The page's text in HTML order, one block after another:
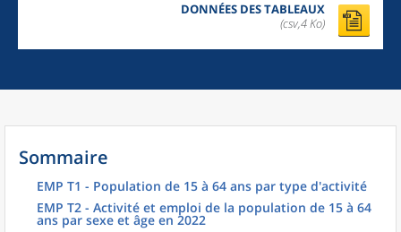
DONNÉES DES TABLEAUX
(csv,4 Ko)
Sommaire
EMP T1 - Population de 15 à 64 ans par type d'activité
EMP T2 - Activité et emploi de la population de 15 à 64
ans par sexe et âge en 2022